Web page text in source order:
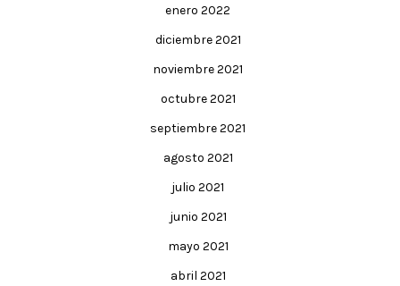
enero 2022
diciembre 2021
noviembre 2021
octubre 2021
septiembre 2021
agosto 2021
julio 2021
junio 2021
mayo 2021
abril 2021